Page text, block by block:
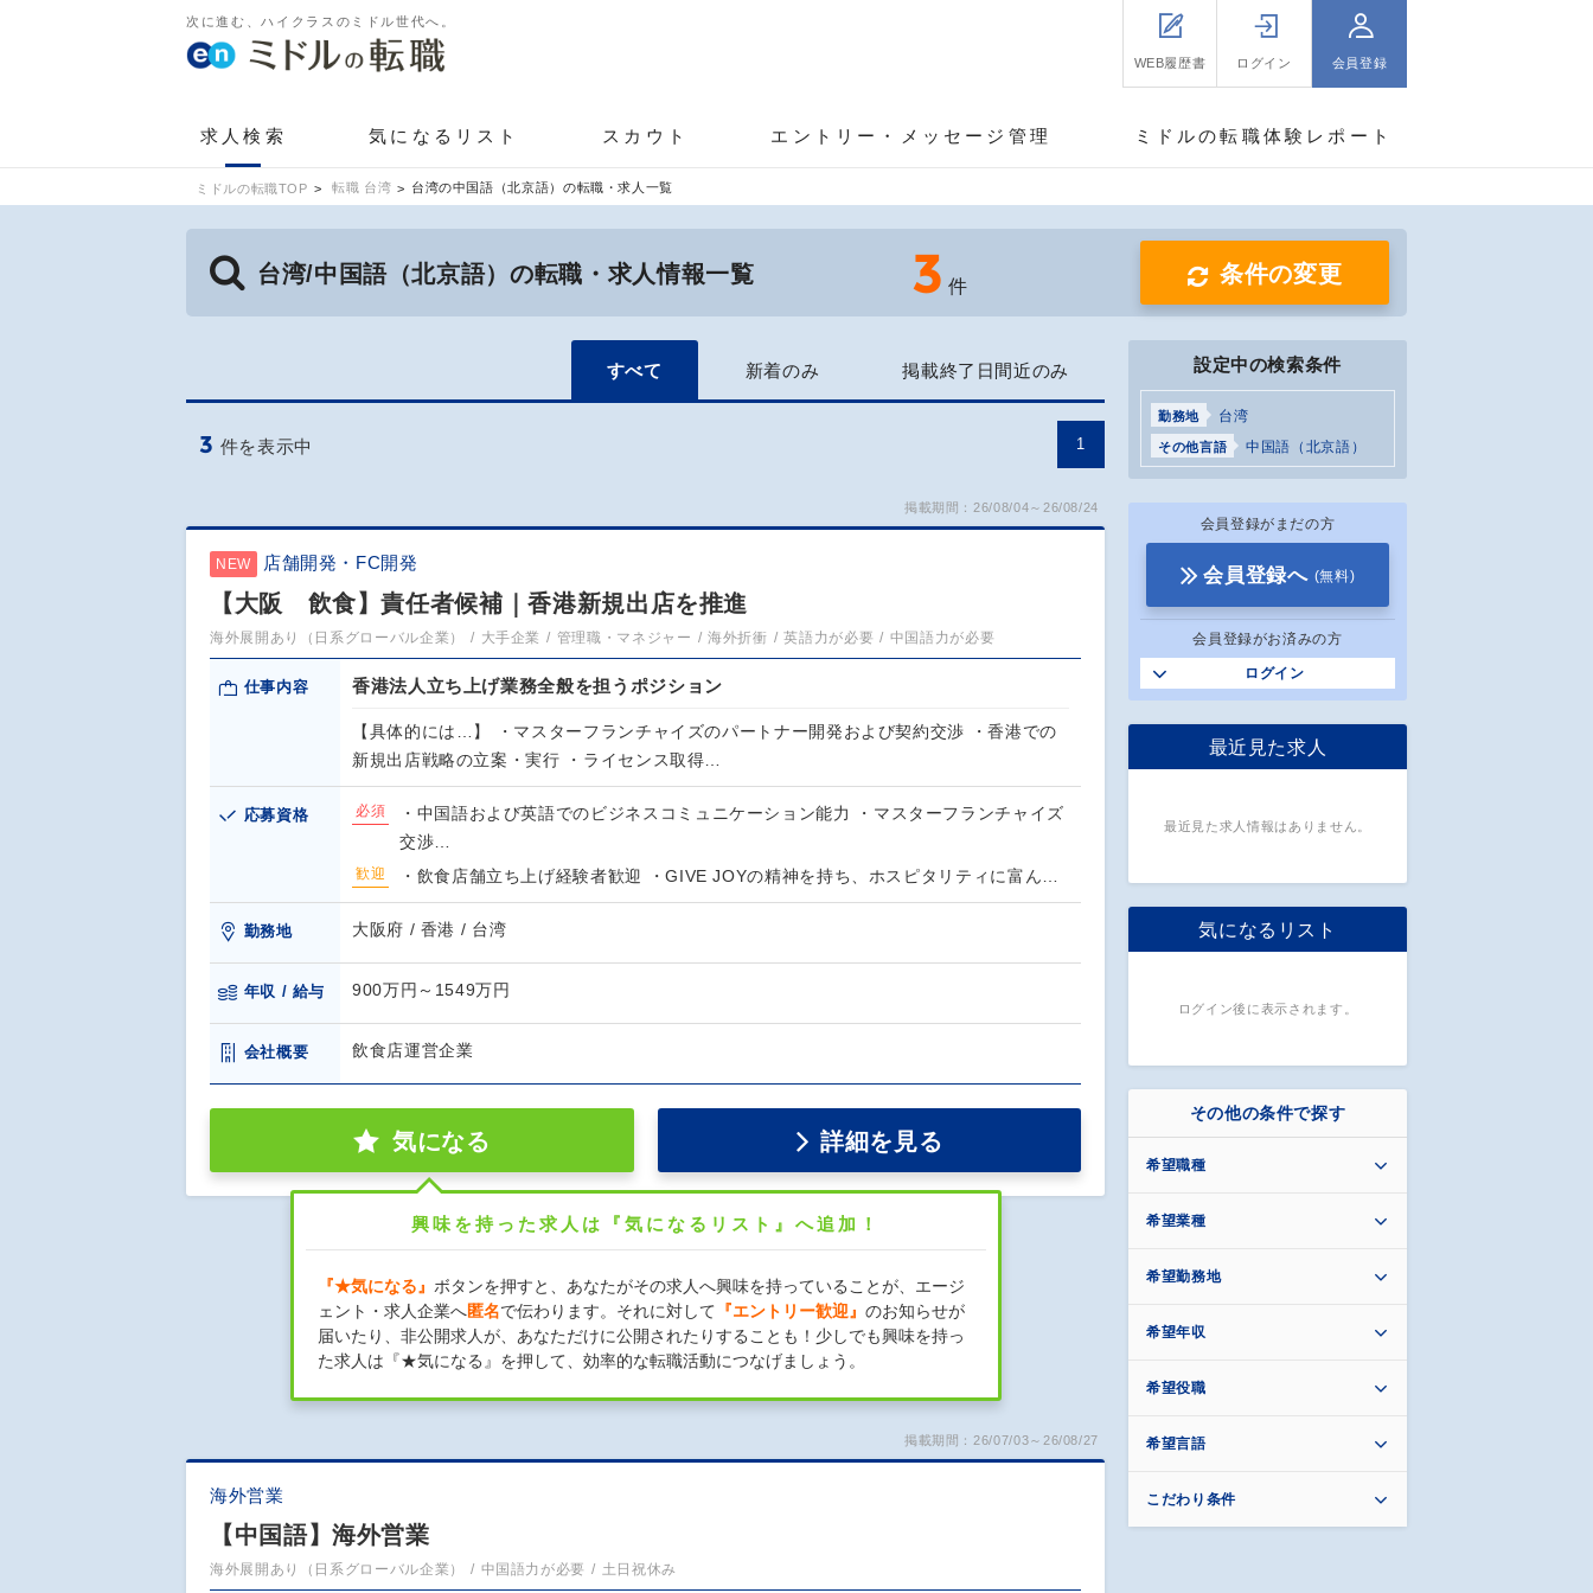
次に進む、ハイクラスのミドル世代へ。
WEB履歴書 ログイン 会員登録
求人検索 気になるリスト スカウト エントリー・メッセージ管理 ミドルの転職体験レポート
ミドルの転職TOP 転職 台湾 台湾の中国語（北京語）の転職・求人一覧
台湾/中国語（北京語）の転職・求人情報一覧 3 件 条件の変更
すべて 新着のみ 掲載終了日間近のみ
3 件を表示中 1
掲載期間：26/08/04～26/08/24
NEW 店舗開発・FC開発
【大阪 飲食】責任者候補｜香港新規出店を推進
海外展開あり（日系グローバル企業） 大手企業 管理職・マネジャー 海外折衝 英語力が必要 中国語力が必要
仕事内容 香港法人立ち上げ業務全般を担うポジション
【具体的には…】 ・マスターフランチャイズのパートナー開発および契約交渉 ・香港での
新規出店戦略の立案・実行 ・ライセンス取得…
応募資格 必須
・中国語および英語でのビジネスコミュニケーション能力 ・マスターフランチャイズ
交渉…
歓迎 ・飲食店舗立ち上げ経験者歓迎 ・GIVE JOYの精神を持ち、ホスピタリティに富ん…
勤務地 大阪府 / 香港 / 台湾
年収 / 給与 900万円～1549万円
会社概要 飲食店運営企業
気になる 詳細を見る
興味を持った求人は『気になるリスト』へ追加！
『★気になる』 ボタンを押すと、あなたがその求人へ興味を持っていることが、エージ
ェント・求人企業へ匿名で伝わります。それに対して 『エントリー歓迎』 のお知らせが
届いたり、非公開求人が、あなただけに公開されたりすることも！少しでも興味を持っ
た求人は『★気になる』を押して、効率的な転職活動につなげましょう。
掲載期間：26/07/03～26/08/27
海外営業
【中国語】海外営業
海外展開あり（日系グローバル企業） 中国語力が必要 土日祝休み
設定中の検索条件
勤務地 台湾
その他言語 中国語（北京語）
会員登録がまだの方
会員登録へ (無料)
会員登録がお済みの方
ログイン
最近見た求人
最近見た求人情報はありません。
気になるリスト
ログイン後に表示されます。
その他の条件で探す
希望職種
希望業種
希望勤務地
希望年収
希望役職
希望言語
こだわり条件